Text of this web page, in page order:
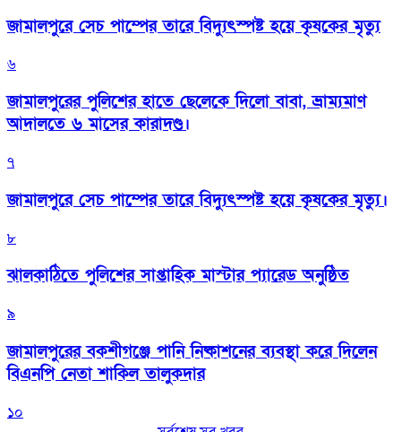
জামালপুরে সেচ পাম্পের তারে বিদ্যুৎস্পষ্ট হয়ে কৃষকের মৃত্যু
৬
জামালপুরের পুলিশের হাতে ছেলেকে দিলো বাবা, ভ্রাম্যমাণ
আদালতে ৬ মাসের কারাদণ্ড।
৭
জামালপুরে সেচ পাম্পের তারে বিদ্যুৎস্পষ্ট হয়ে কৃষকের মৃত্যু।
৮
‎ঝালকাঠিতে পুলিশের সাপ্তাহিক মাস্টার প্যারেড অনুষ্ঠিত
৯
জামালপুরের বকশীগঞ্জে পানি নিষ্কাশনের ব্যবস্থা করে দিলেন
বিএনপি নেতা শাকিল তালুকদার
১০